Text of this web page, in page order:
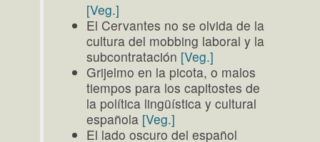
[Veg.]
El Cervantes no se olvida de la
cultura del mobbing laboral y la
subcontratación [Veg.]
Grijelmo en la picota, o malos
tiempos para los capitostes de
la política lingüística y cultural
española [Veg.]
El lado oscuro del español